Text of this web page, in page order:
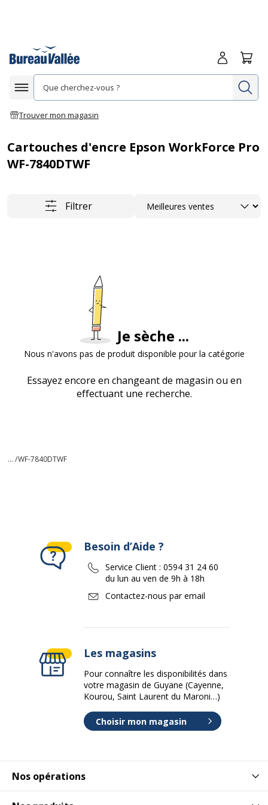
Afficher la navigation
Trouver mon magasin
Me
Cartouches d'encre Epson WorkForce Pro
WF-7840DTWF
Filtrer Trier
Je sèche ...
Nous n'avons pas de produit disponible pour la catégorie
Essayez encore en changeant de magasin ou en
effectuant une recherche.
... /WF-7840DTWF
Nos opérations
Besoin d’Aide ?
Service Client : 0594 31 24 60
du lun au ven de 9h à 18h
Contactez-nous par email
Les magasins
Pour connaître les disponibilités dans
votre magasin de Guyane (Cayenne,
Kourou, Saint Laurent du Maroni…)
Choisir mon magasin